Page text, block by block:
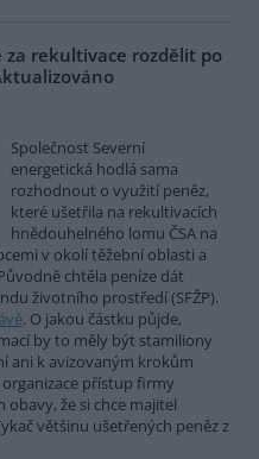
za rekultivace rozdělit po
Společnost Severní
energetická hodlá sama
rozhodnout o využití peněz,
které ušetřila na rekultivacích
hnědouhelného lomu ČSA na
v okolí těžební oblasti a
chtěla peníze dát
životního prostředí (SFŽP).
. O jakou částku půjde,
by to měly být stamiliony
ani k avizovaným krokům
přístup firmy
že si chce majitel
většinu ušetřených peněz z